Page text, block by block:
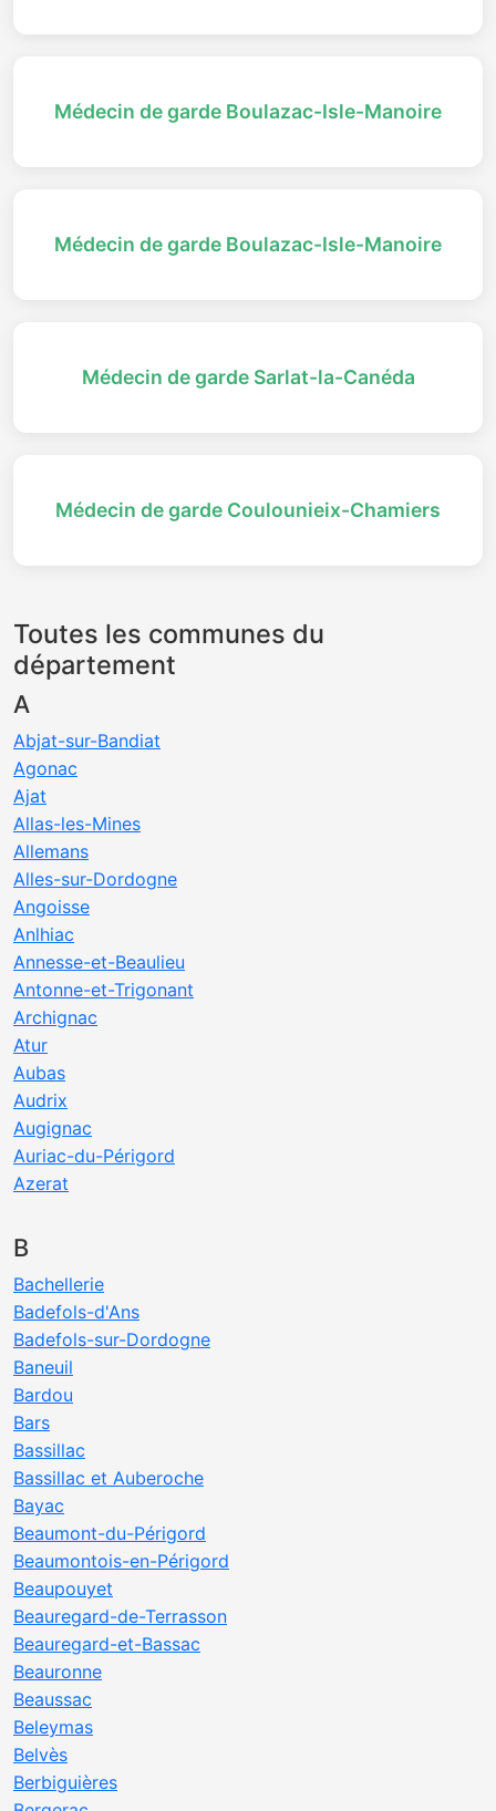
Médecin de garde Boulazac-Isle-Manoire
Médecin de garde Boulazac-Isle-Manoire
Médecin de garde Sarlat-la-Canéda
Médecin de garde Coulounieix-Chamiers
Toutes les communes du
département
A
Abjat-sur-Bandiat
Agonac
Ajat
Allas-les-Mines
Allemans
Alles-sur-Dordogne
Angoisse
Anlhiac
Annesse-et-Beaulieu
Antonne-et-Trigonant
Archignac
Atur
Aubas
Audrix
Augignac
Auriac-du-Périgord
Azerat
B
Bachellerie
Badefols-d'Ans
Badefols-sur-Dordogne
Baneuil
Bardou
Bars
Bassillac
Bassillac et Auberoche
Bayac
Beaumont-du-Périgord
Beaumontois-en-Périgord
Beaupouyet
Beauregard-de-Terrasson
Beauregard-et-Bassac
Beauronne
Beaussac
Beleymas
Belvès
Berbiguières